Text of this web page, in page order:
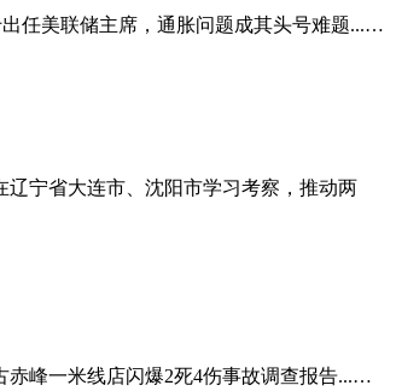
任美联储主席，通胀问题成其头号难题...…
宁省大连市、沈阳市学习考察，推动两
赤峰一米线店闪爆2死4伤事故调查报告...…